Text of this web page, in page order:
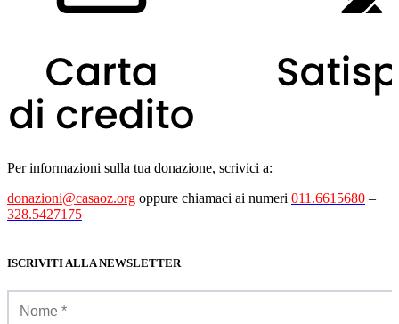
Per informazioni sulla tua donazione, scrivici a:
donazioni@casaoz.org oppure chiamaci ai numeri 011.6615680 –
328.5427175
ISCRIVITI ALLA NEWSLETTER